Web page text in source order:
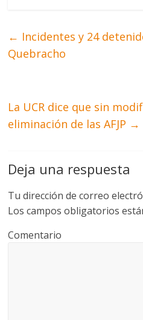
← Incidentes y 24
Quebracho
La UCR dice que sin
eliminación de las AFJP →
Deja una respuesta
Tu dirección de correo
Los campos obligatorios
Comentario